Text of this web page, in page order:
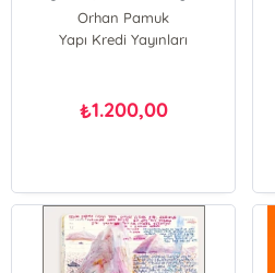
Oğulları – Sessiz Ev –
Kırmızı Saçlı Kadın
Orhan Pamuk
Yapı Kredi Yayınları
₺1.200,00